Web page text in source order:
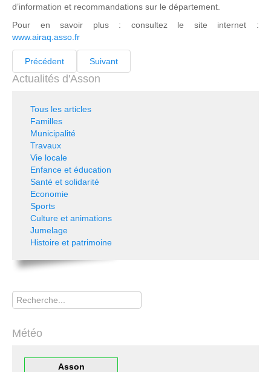
d’information et recommandations sur le département.
Pour en savoir plus : consultez le site internet :
www.airaq.asso.fr
Précédent Suivant
Actualités d'Asson
Tous les articles
Familles
Municipalité
Travaux
Vie locale
Enfance et éducation
Santé et solidarité
Economie
Sports
Culture et animations
Jumelage
Histoire et patrimoine
Rechercher
Météo
Asson